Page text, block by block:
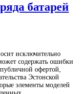
батарей
исключительно
содержать ошибки
офертой,
Эстонской
элементы моделей